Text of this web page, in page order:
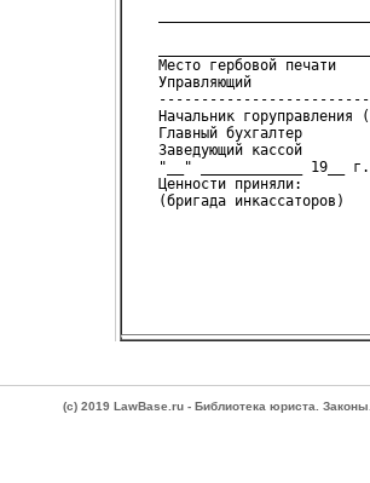
Место гербовой печати
Управляющий
Начальник горуправления
Главный бухгалтер
Заведующий кассой
"__" ____________ 19__ г.
Ценности приняли:
(c) 2019 LawBase.ru - Библиотека юриста.